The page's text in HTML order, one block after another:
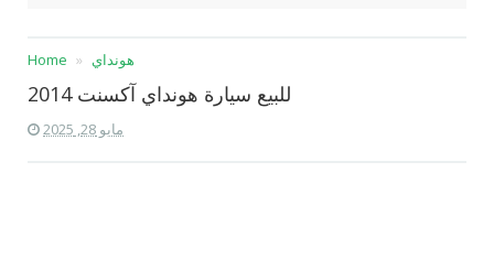
Home هونداي
للبيع سيارة هونداي آكسنت 2014
مايو 28, 2025